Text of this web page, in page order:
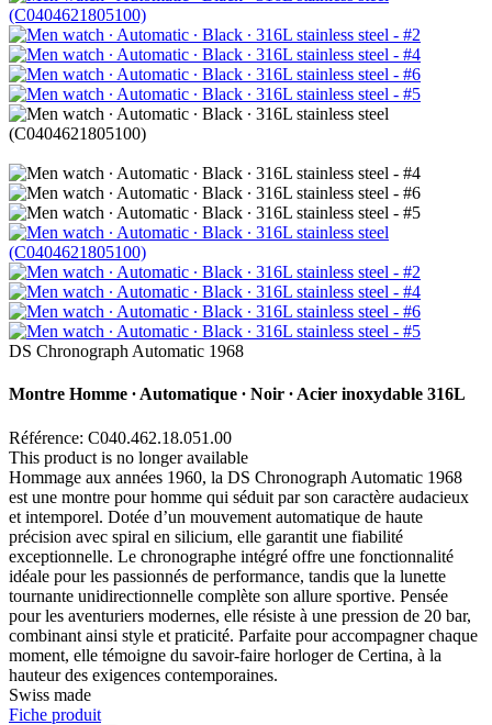
DS Chronograph Automatic 1968
Montre Homme ∙ Automatique ∙ Noir ∙ Acier inoxydable 316L
Référence: C040.462.18.051.00
This product is no longer available
Hommage aux années 1960, la DS Chronograph Automatic 1968
est une montre pour homme qui séduit par son caractère audacieux
et intemporel. Dotée d’un mouvement automatique de haute
précision avec spiral en silicium, elle garantit une fiabilité
exceptionnelle. Le chronographe intégré offre une fonctionnalité
idéale pour les passionnés de performance, tandis que la lunette
tournante unidirectionnelle complète son allure sportive. Pensée
pour les aventuriers modernes, elle résiste à une pression de 20 bar,
combinant ainsi style et praticité. Parfaite pour accompagner chaque
moment, elle témoigne du savoir-faire horloger de Certina, à la
hauteur des exigences contemporaines.
Swiss made
Fiche produit